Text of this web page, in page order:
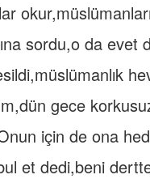
sordu,o da evet
gece
için de ona
et dedi,beni